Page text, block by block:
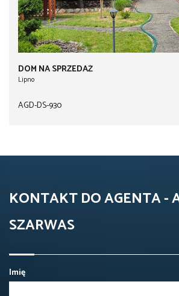
DOM NA SPRZEDAŻ
Lipno
AGD-DS-930
KONTAKT DO AGENTA -
SZARWAS
Imię